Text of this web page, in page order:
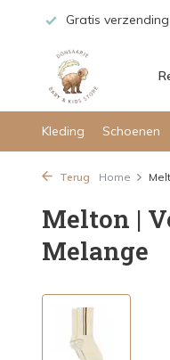
Gratis
Kleding Schoenen
Terug Home
Melton |
Melange